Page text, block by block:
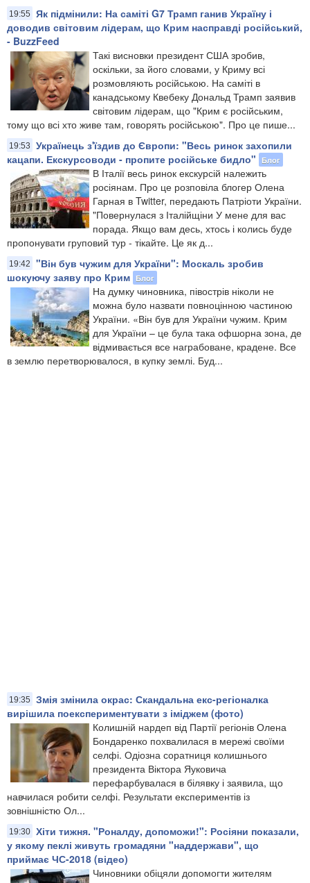
19:55
Як підмінили: На саміті G7 Трамп ганив Україну і
доводив світовим лідерам, що Крим насправді російський,
- BuzzFeed
Такі висновки президент США зробив,
оскільки, за його словами, у Криму всі
розмовляють російською. На саміті в
канадському Квебеку Дональд Трамп заявив
світовим лідерам, що "Крим є російським,
тому що всі хто живе там, говорять російською". Про це пише...
19:53
Українець з'їздив до Європи: "Весь ринок захопили
кацапи. Екскурсоводи - пропите російське бидло"
Блог
В Італії весь ринок екскурсій належить
росіянам. Про це розповіла блогер Олена
Гарная в Twitter, передають Патріоти України.
"Повернулася з Італійщіни У мене для вас
порада. Якщо вам десь, хтось і колись буде
пропонувати груповий тур - тікайте. Це як д...
19:42
"Він був чужим для України": Москаль зробив
шокуючу заяву про Крим Блог
На думку чиновника, півострів ніколи не
можна було назвати повноцінною частиною
України. «Він був для України чужим. Крим
для України – це була така офшорна зона, де
відмивається все награбоване, крадене. Все
в землю перетворювалося, в купку землі. Буд...
19:35
Змія змінила окрас: Скандальна екс-регіоналка
вирішила поекспериментувати з іміджем (фото)
​Колишній нардеп від Партії регіонів Олена
Бондаренко похвалилася в мережі своїми
селфі. Одіозна соратниця колишнього
президента Віктора Яуковича
перефарбувалася в білявку і заявила, що
навчилася робити селфі. Результати експериментів із
зовнішністю Ол...
19:30 Хіти тижня. "Роналду, допоможи!": Росіяни показали,
у якому пеклі живуть громадяни "наддержави", що
приймає ЧС-2018 (відео)
Чиновники обіцяли допомогти жителям